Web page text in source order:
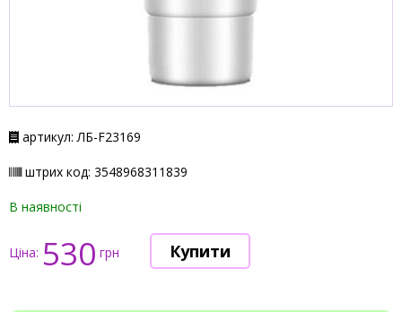
артикул: ЛБ-F23169
штрих код: 3548968311839
В наявності
Ціна: 530 грн